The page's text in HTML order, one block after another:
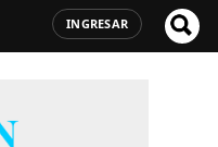
INGRESAR